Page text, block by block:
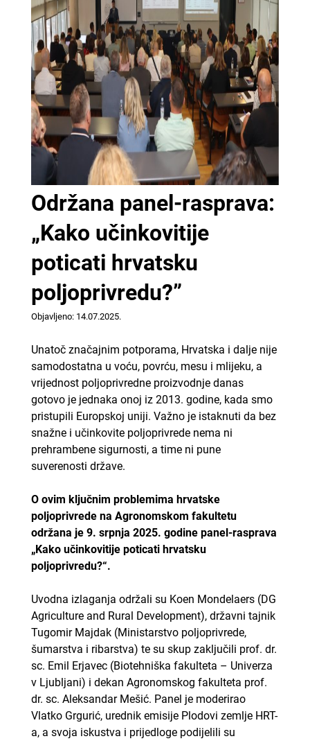
Održana panel-rasprava:
„Kako učinkovitije
poticati hrvatsku
poljoprivredu?”
Objavljeno: 14.07.2025.
Unatoč značajnim potporama, Hrvatska i dalje nije
samodostatna u voću, povrću, mesu i mlijeku, a
vrijednost poljoprivredne proizvodnje danas
gotovo je jednaka onoj iz 2013. godine, kada smo
pristupili Europskoj uniji. Važno je istaknuti da bez
snažne i učinkovite poljoprivrede nema ni
prehrambene sigurnosti, a time ni pune
suverenosti države.
O ovim ključnim problemima hrvatske
poljoprivrede na Agronomskom fakultetu
održana je 9. srpnja 2025. godine panel-rasprava
„Kako učinkovitije poticati hrvatsku
poljoprivredu?“.
Uvodna izlaganja održali su Koen Mondelaers (DG
Agriculture and Rural Development), državni tajnik
Tugomir Majdak (Ministarstvo poljoprivrede,
šumarstva i ribarstva) te su skup zaključili prof. dr.
sc. Emil Erjavec (Biotehniška fakulteta – Univerza
v Ljubljani) i dekan Agronomskog fakulteta prof.
dr. sc. Aleksandar Mešić. Panel je moderirao
Vlatko Grgurić, urednik emisije Plodovi zemlje HRT-
a, a svoja iskustva i prijedloge podijelili su